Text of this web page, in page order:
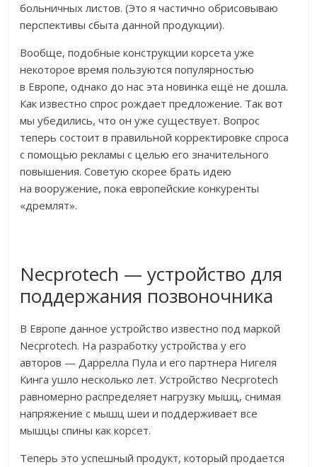
больничных листов. (Это я частично обрисовываю
перспективы сбыта данной продукции).
Вообще, подобные конструкции корсета уже
некоторое время пользуются популярностью
в Европе, однако до нас эта новинка ещё не дошла.
Как известно спрос рождает предложение. Так вот
мы убедились, что он уже существует. Вопрос
теперь состоит в правильной корректировке спроса
с помощью рекламы с целью его значительного
повышения. Советую скорее брать идею
на вооружение, пока европейские конкуренты
«дремлят».
Necprotech — устройство для
поддержания позвоночника
В Европе данное устройство известно под маркой
Necprotech. На разработку устройства у его
авторов — Даррелла Пула и его партнера Нигеля
Кинга ушло несколько лет. Устройство Necprotech
равномерно распределяет нагрузку мышц, снимая
напряжение с мышц шеи и поддерживает все
мышцы спины как корсет.
Теперь это успешный продукт, который продается